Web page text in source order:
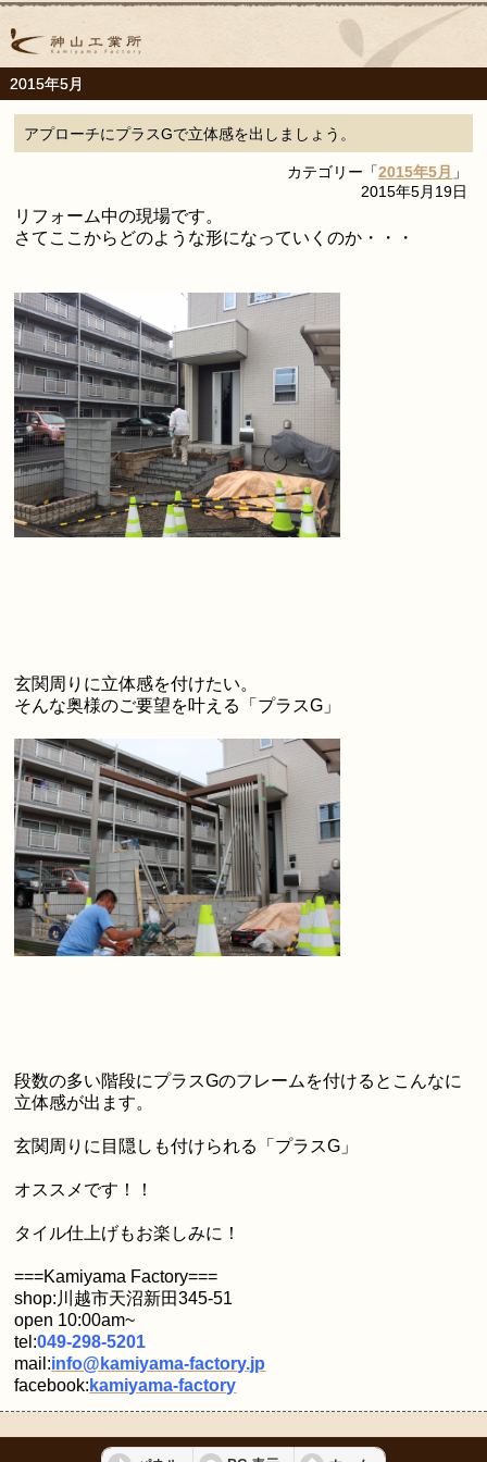
2015年5月
アプローチにプラスGで立体感を出しましょう。
カテゴリー「2015年5月 」
2015年5月19日
リフォーム中の現場です。
さてここからどのような形になっていくのか・・・
玄関周りに立体感を付けたい。
そんな奥様のご要望を叶える「プラスG」
段数の多い階段にプラスGのフレームを付けるとこんなに
立体感が出ます。
玄関周りに目隠しも付けられる「プラスG」
オススメです！！
タイル仕上げもお楽しみに！
===Kamiyama Factory===
shop:川越市天沼新田345-51
open 10:00am~
tel:049-298-5201
mail:info@kamiyama-factory.jp
facebook: kamiyama-factory